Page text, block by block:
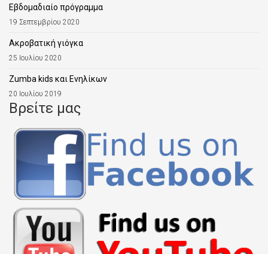
Εβδομαδιαίο πρόγραμμα
19 Σεπτεμβρίου 2020
Aκροβατική γιόγκα
25 Ιουλίου 2020
Zumba kids και Ενηλίκων
20 Ιουλίου 2019
Βρείτε μας